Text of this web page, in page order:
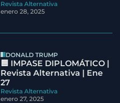
Revista Alternativa
enero 28, 2025
DONALD TRUMP
🟦 IMPASE DIPLOMÁTICO |
Revista Alternativa | Ene
27
Revista Alternativa
enero 27, 2025